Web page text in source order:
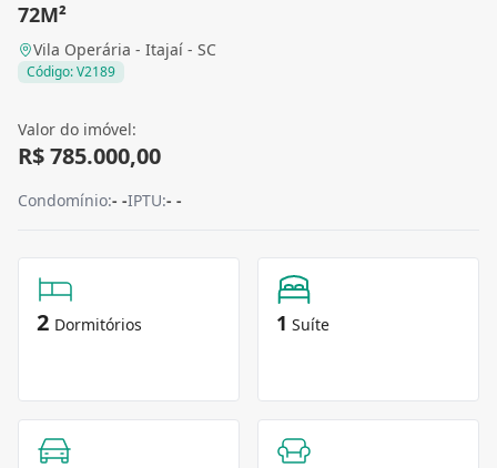
72M²
Vila Operária - Itajaí - SC
Código: V2189
Valor do imóvel:
R$ 785.000,00
Condomínio:- -IPTU:- -
2 Dormitórios 1 Suíte